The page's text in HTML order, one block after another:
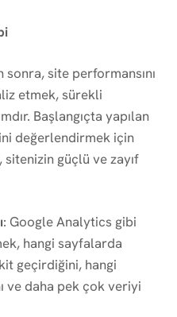
sonra, site performansını
etmek, sürekli
Başlangıçta yapılan
değerlendirmek için
güçlü ve zayıf
: Google Analytics gibi
hangi sayfalarda
geçirdiğini, hangi
ve daha pek çok veriyi